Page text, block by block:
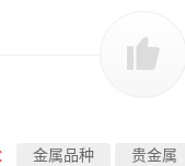
金属品种 贵金属